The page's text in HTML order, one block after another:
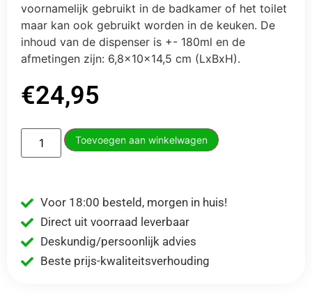
voornamelijk gebruikt in de badkamer of het toilet
maar kan ook gebruikt worden in de keuken. De
inhoud van de dispenser is +- 180ml en de
afmetingen zijn: 6,8x10x14,5 cm (LxBxH).
€24,95
Toevoegen aan winkelwagen
Voor 18:00 besteld, morgen in huis!
Direct uit voorraad leverbaar
Deskundig/persoonlijk advies
Beste prijs-kwaliteitsverhouding